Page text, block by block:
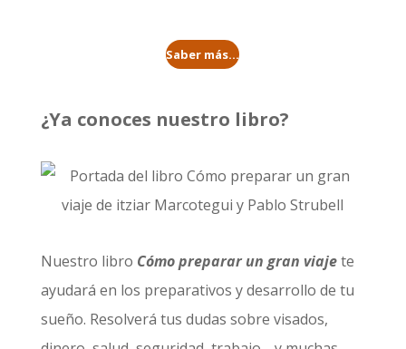
Saber más...
¿Ya conoces nuestro libro?
Nuestro libro Cómo preparar un gran viajete
ayudará en los preparativos y desarrollo de tu
sueño. Resolverá tus dudas sobre visados,